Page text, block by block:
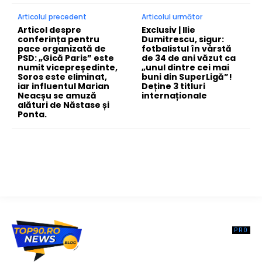
Articolul precedent
Articol despre
conferința pentru
pace organizată de
PSD: „Gică Paris” este
numit vicepreședinte,
Soros este eliminat,
iar influentul Marian
Neacșu se amuză
alături de Năstase și
Ponta.
Articolul următor
Exclusiv | Ilie
Dumitrescu, sigur:
fotbalistul în vârstă
de 34 de ani văzut ca
„unul dintre cei mai
buni din SuperLigă”!
Deține 3 titluri
internaționale